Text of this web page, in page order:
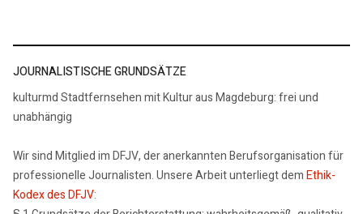
JOURNALISTISCHE GRUNDSÄTZE
kulturmd Stadtfernsehen mit Kultur aus Magdeburg: frei und
unabhängig
Wir sind Mitglied im DFJV, der anerkannten Berufsorganisation für
professionelle Journalisten. Unsere Arbeit unterliegt demEthik-
Kodex des DFJV: